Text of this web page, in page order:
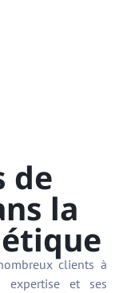
de
la
clients à
expertise et ses